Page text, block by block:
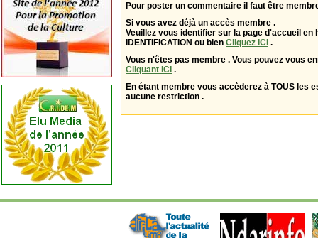
Pour poster un commentaire il faut être
Si vous avez déjà un accès membre .
Veuillez vous identifier sur la page d'accueil en
IDENTIFICATION ou bien Cliquez ICI .
Vous n'êtes pas membre . Vous pouvez vous
Cliquant ICI .
En étant membre vous accèderez à TOUS les
aucune restriction .